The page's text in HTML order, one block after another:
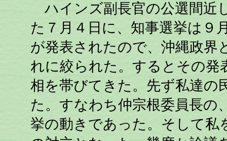
ハインズ副長官の公選間近
た７月４日に、知事選挙は９
が発表されたので、沖縄政界
れに絞られた。するとその発
相を帯びてきた。先ず私達の
た。すなわち仲宗根委員長の
挙の動きであった。そして私